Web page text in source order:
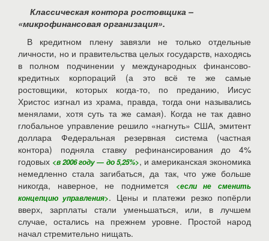
Классическая контора ростовщика –
«микрофинансовая организация».
В кредитном плену завязли не только отдельные
личности, но и правительства целых государств, находясь
в полном подчинении у международных финансово-
кредитных корпораций (а это всё те же самые
ростовщики, которых когда-то, по преданию, Иисус
Христос изгнал из храма, правда, тогда они назывались
менялами, хотя суть та же самая). Когда не так давно
глобальное управление решило «нагнуть» США, эмитент
доллара Федеральная резервная система (частная
контора) подняла ставку рефинансирования до 4%
годовых <в 2006 году — до 5,25%>, и американская экономика
немедленно стала загибаться, да так, что уже больше
никогда, наверное, не поднимется
<если не сменить
концепцию управления>. Цены и платежи резко попёрли
вверх, зарплаты стали уменьшаться, или, в лучшем
случае, остались на прежнем уровне. Простой народ
начал стремительно нищать.